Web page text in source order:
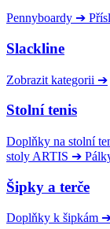
Pennyboardy ➔
Slackline
Zobrazit kategorii ➔
Stolní tenis
Doplňky na stolní
stoly ARTIS ➔
Šipky a terče
Doplňky k šipkám